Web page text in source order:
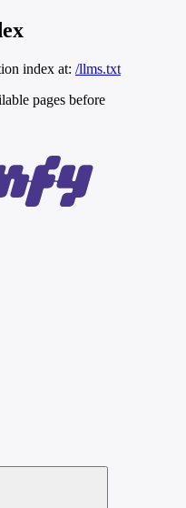
index at: /llms.txt
pages before